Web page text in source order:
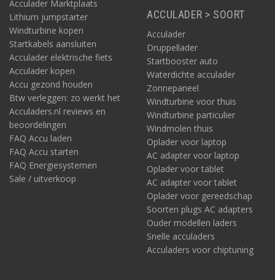
Acculader Marktplaats
Lithium jumpstarter
Windturbine kopen
Startkabels aansluiten
Acculader elektrische fiets
Acculader kopen
Accu gezond houden
Btw verleggen: zo werkt het
Acculaders.nl reviews en
beoordelingen
FAQ Accu laden
FAQ Accu starten
FAQ Energiesystemen
Sale / uitverkoop
ACCULADER > SOORT
Acculader
Druppellader
Startbooster auto
Waterdichte acculader
Zonnepaneel
Windturbine voor thuis
Windturbine particulier
Windmolen thuis
Oplader voor laptop
AC adapter voor laptop
Oplader voor tablet
AC adapter voor tablet
Oplader voor gereedschap
Soorten plugs AC adapters
Ouder modellen laders
Snelle acculaders
Acculaders voor chiptuning